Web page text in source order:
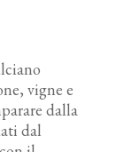
vigne e
dalla
dal